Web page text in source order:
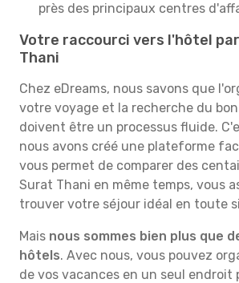
près des principaux centres
Votre raccourci vers l'hôtel
Thani
Chez eDreams, nous savons que
votre voyage et la recherche du
doivent être un processus fluide.
nous avons créé une plateforme
vous permet de comparer des
Surat Thani en même temps, vous
trouver votre séjour idéal en toute
Mais nous sommes bien plus que
hôtels. Avec nous, vous pouvez
de vos vacances en un seul endroit